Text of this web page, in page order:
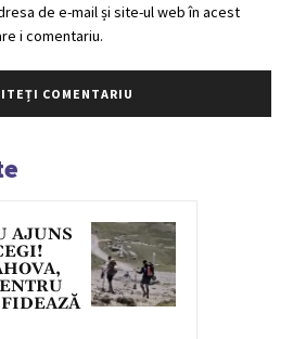
de e-mail și site-ul web în acest
i comentariu.
AJUNS